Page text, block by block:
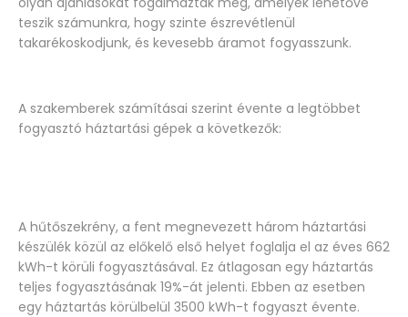
teszik számunkra, hogy szinte észrevétlenül
takarékoskodjunk, és kevesebb áramot fogyasszunk.
A szakemberek számításai szerint évente a legtöbbet
fogyasztó háztartási gépek a következők:
A hűtőszekrény, a fent megnevezett három háztartási
készülék közül az előkelő első helyet foglalja el az éves 662
kWh-t körüli fogyasztásával. Ez átlagosan egy háztartás
teljes fogyasztásának 19%-át jelenti. Ebben az esetben
egy háztartás körülbelül 3500 kWh-t fogyaszt évente.